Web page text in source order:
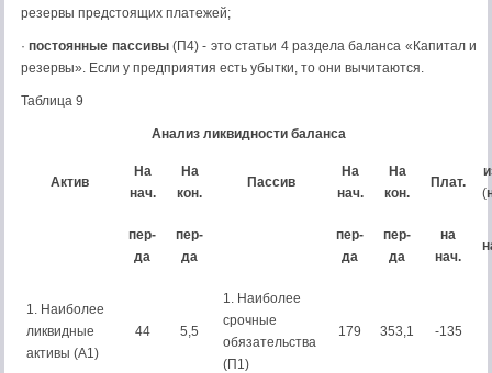
резервы предстоящих платежей;
·постоянные пассивы(П4) - это статьи 4 раздела баланса «Капитал и
резервы». Если у предприятия есть убытки, то они вычитаются.
Таблица 9
Анализ ликвидности баланса
Актив
На
нач.
На
кон.
Пассив
На
нач.
На
кон.
Плат.
(
пер-
да
пер-
да
пер-
да
пер-
да
на
нач.
1. Наиболее
ликвидные
активы (А1)
44 5,5
1. Наиболее
срочные
обязательства
(П1)
179 353,1 -135